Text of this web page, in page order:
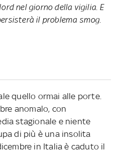
nel giorno della vigilia. E
il problema smog.
quello ormai alle porte.
anomalo, con
stagionale e niente
di più è una insolita
in Italia è caduto il